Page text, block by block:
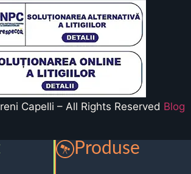
Capelli – All Rights Reserved Blog
Produse